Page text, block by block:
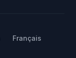
Français